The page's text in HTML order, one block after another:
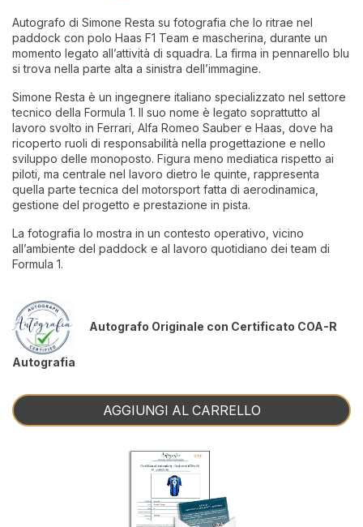
Autografo di Simone Resta su fotografia che lo ritrae nel
paddock con polo Haas F1 Team e mascherina, durante un
momento legato all’attività di squadra. La firma in pennarello blu
si trova nella parte alta a sinistra dell’immagine.
Simone Resta è un ingegnere italiano specializzato nel settore
tecnico della Formula 1. Il suo nome è legato soprattutto al
lavoro svolto in Ferrari, Alfa Romeo Sauber e Haas, dove ha
ricoperto ruoli di responsabilità nella progettazione e nello
sviluppo delle monoposto. Figura meno mediatica rispetto ai
piloti, ma centrale nel lavoro dietro le quinte, rappresenta
quella parte tecnica del motorsport fatta di aerodinamica,
gestione del progetto e prestazione in pista.
La fotografia lo mostra in un contesto operativo, vicino
all’ambiente del paddock e al lavoro quotidiano dei team di
Formula 1.
Autografo Originale con Certificato COA-R
Autografia
AGGIUNGI AL CARRELLO